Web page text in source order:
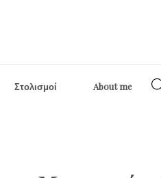
Στολισμοί About me